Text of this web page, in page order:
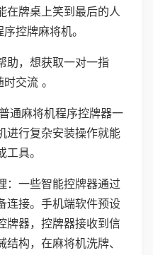
在牌桌上笑到最后的人
控牌麻将机。
助，想获取一对一指
交流 。
通麻将机程序控牌器一
进行复杂安装操作就能
具。
：一些智能控牌器通过
连接。手机端软件预设
牌器，控牌器接收到信
构，在麻将机洗牌、